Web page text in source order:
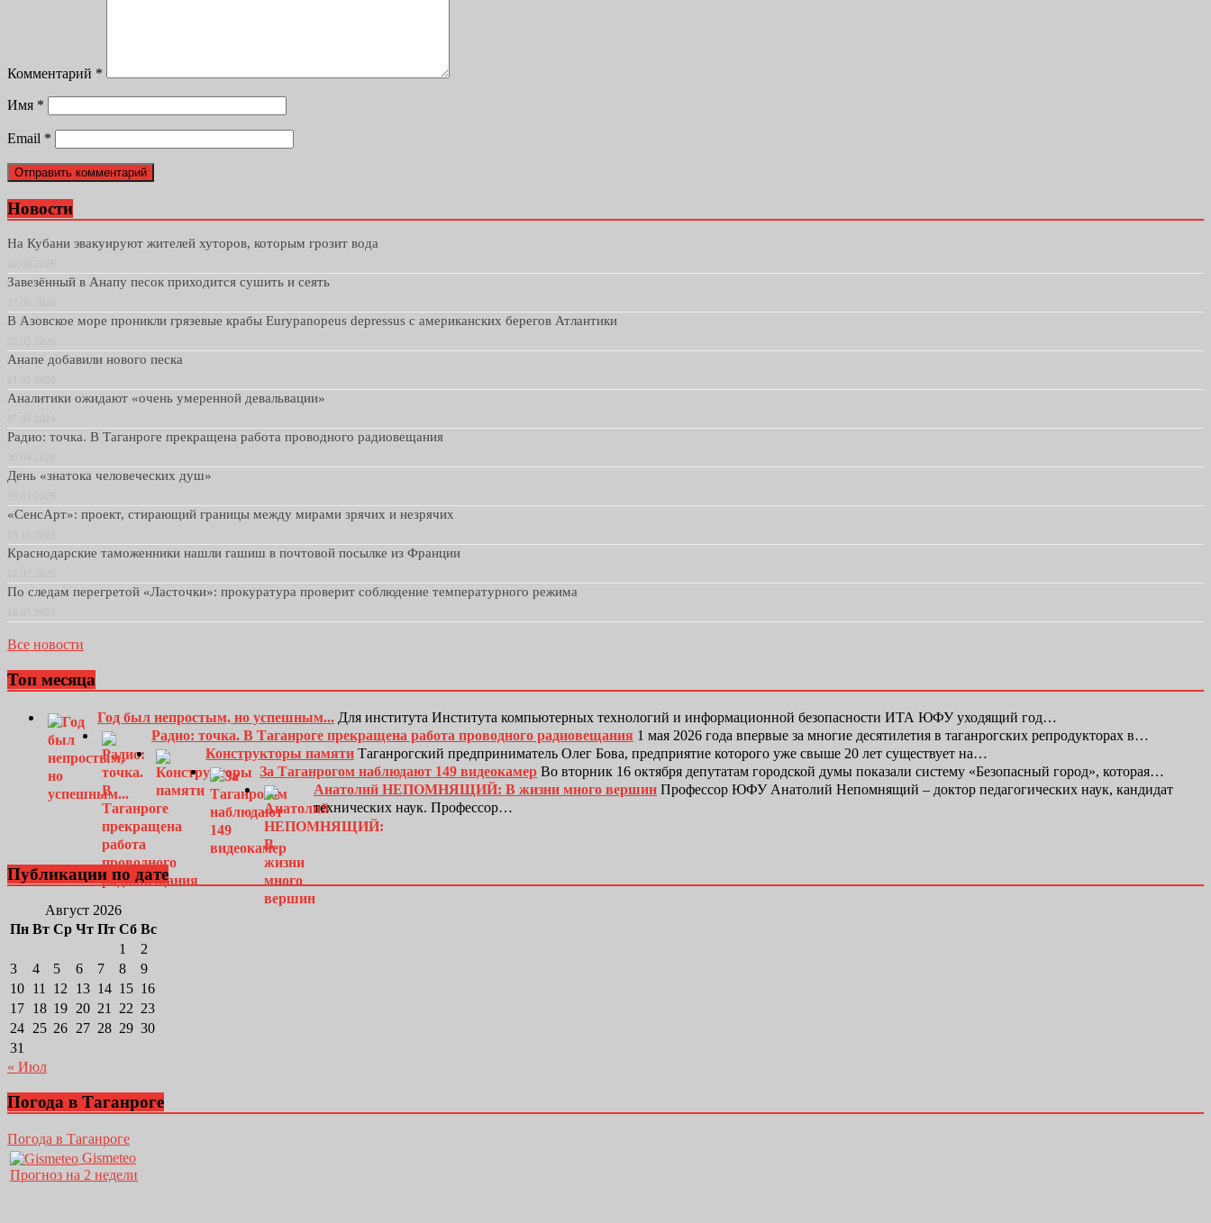
Комментарий *
Имя *
Email *
Новости
На Кубани эвакуируют жителей хуторов, которым грозит вода
Завезённый в Анапу песок приходится сушить и сеять
В Азовское море проникли грязевые крабы Eurypanopeus depressus с американских берегов Атлантики
Анапе добавили нового песка
Аналитики ожидают «очень умеренной девальвации»
Радио: точка. В Таганроге прекращена работа проводного радиовещания
День «знатока человеческих душ»
«СенсАрт»: проект, стирающий границы между мирами зрячих и незрячих
Краснодарские таможенники нашли гашиш в почтовой посылке из Франции
По следам перегретой «Ласточки»: прокуратура проверит соблюдение температурного режима
Все новости
Топ месяца
Год был непростым, но успешным... Для института Института компьютерных технологий и информационной безопасности ИТА ЮФУ уходящий год…
Радио: точка. В Таганроге прекращена работа проводного радиовещания 1 мая 2026 года впервые за многие десятилетия в таганрогских репродукторах в…
Конструкторы памяти Таганрогский предприниматель Олег Бова, предприятие которого уже свыше 20 лет существует на…
За Таганрогом наблюдают 149 видеокамер Во вторник 16 октября депутатам городской думы показали систему «Безопасный город», которая…
Анатолий НЕПОМНЯЩИЙ: В жизни много вершин Профессор ЮФУ Анатолий Непомнящий – доктор педагогических наук, кандидат
технических наук. Профессор…
Публикации по дате
Август 2026
Пн Вт Ср Чт Пт Сб Вс
1
2
3
4 5 6 7 8
9
10 11 12 13 14 15 16
17 18 19 20 21 22 23
24 25 26 27 28 29 30
31
« Июл
Погода в Таганроге
Погода в Таганроге
Gismeteo
Прогноз на 2 недели